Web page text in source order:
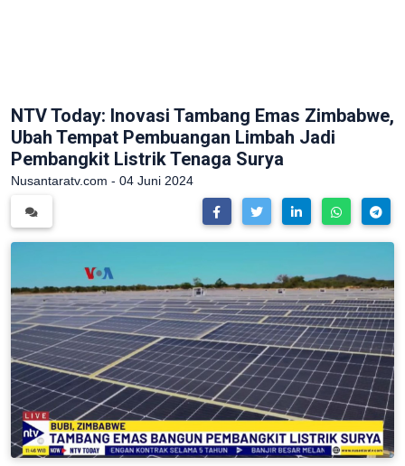
NTV Today: Inovasi Tambang Emas Zimbabwe,
Ubah Tempat Pembuangan Limbah Jadi
Pembangkit Listrik Tenaga Surya
Nusantaratv.com - 04 Juni 2024